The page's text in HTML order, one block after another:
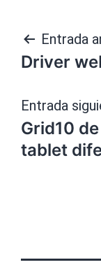
de
Entrada
Driver
Entrada
Grid10
tablet